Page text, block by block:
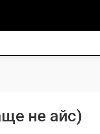
не айс)